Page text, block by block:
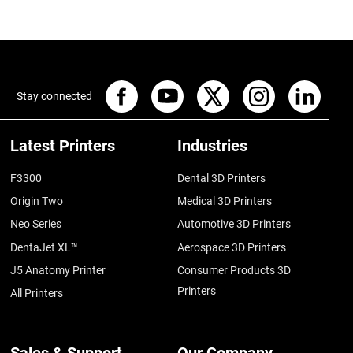
Latest Printers
F3300
Origin Two
Neo Series
DentaJet XL™
J5 Anatomy Printer
All Printers
Industries
Dental 3D Printers
Medical 3D Printers
Automotive 3D Printers
Aerospace 3D Printers
Consumer Products 3D
Printers
Stay connected